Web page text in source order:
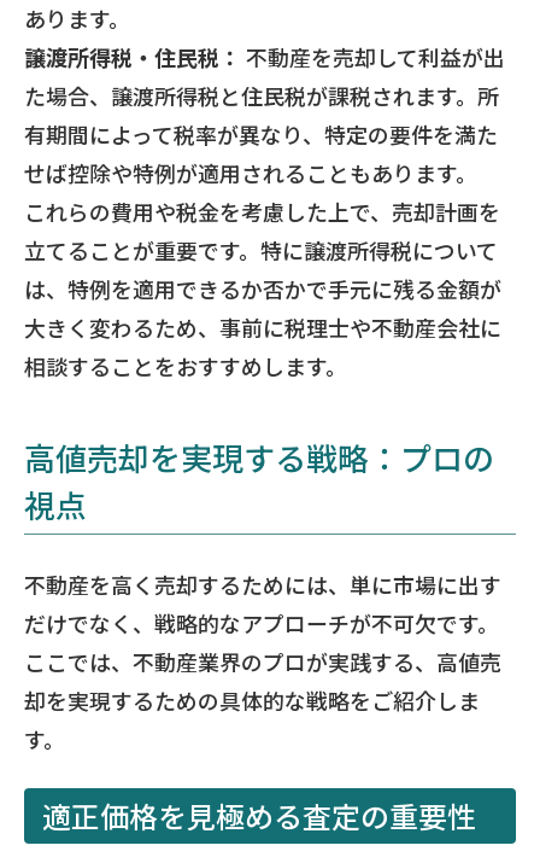
あります。
譲渡所得税・住民税： 不動産を売却して利益が出
た場合、譲渡所得税と住民税が課税されます。所
有期間によって税率が異なり、特定の要件を満た
せば控除や特例が適用されることもあります。
これらの費用や税金を考慮した上で、売却計画を
立てることが重要です。特に譲渡所得税について
は、特例を適用できるか否かで手元に残る金額が
大きく変わるため、事前に税理士や不動産会社に
相談することをおすすめします。
高値売却を実現する戦略：プロの
視点
不動産を高く売却するためには、単に市場に出す
だけでなく、戦略的なアプローチが不可欠です。
ここでは、不動産業界のプロが実践する、高値売
却を実現するための具体的な戦略をご紹介しま
す。
適正価格を見極める査定の重要性